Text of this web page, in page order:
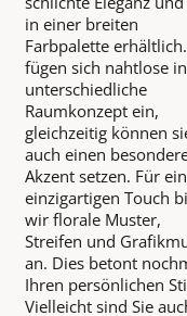
in einer breiten
Farbpalette
fügen sich nahtlose in
unterschiedliche
Raumkonzept ein,
gleichzeitig können
auch einen
Akzent setzen. Für
einzigartigen Touch
wir florale Muster,
Streifen und
an. Dies betont
Ihren persönlichen
Vielleicht sind Sie